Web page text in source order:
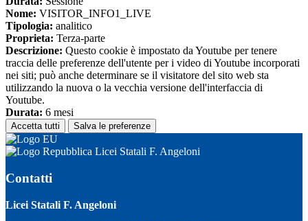
Nome: VISITOR_INFO1_LIVE
Tipologia: analitico
Proprieta: Terza-parte
Descrizione: Questo cookie è impostato da Youtube per tenere
traccia delle preferenze dell'utente per i video di Youtube incorporati
nei siti; può anche determinare se il visitatore del sito web sta
utilizzando la nuova o la vecchia versione dell'interfaccia di
Youtube.
Durata: 6 mesi
Accetta tutti Salva le preferenze
Licei Statali F. Angeloni
Contatti
Licei Statali F. Angeloni